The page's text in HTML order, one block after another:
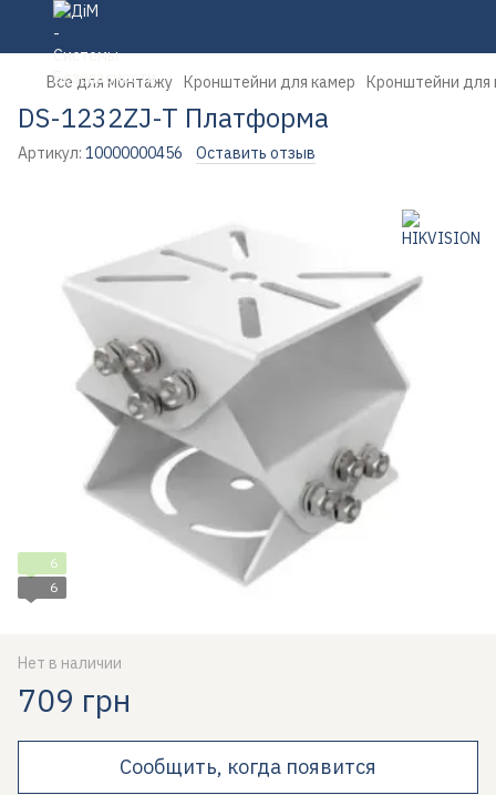
Все для монтажу Кронштейни для камер Кронштейни для
DS-1232ZJ-T Платформа
Артикул: 10000000456 Оставить отзыв
6
6
Нет в наличии
709 грн
Сообщить, когда появится